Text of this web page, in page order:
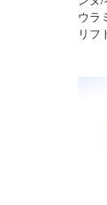
ウラ
リ